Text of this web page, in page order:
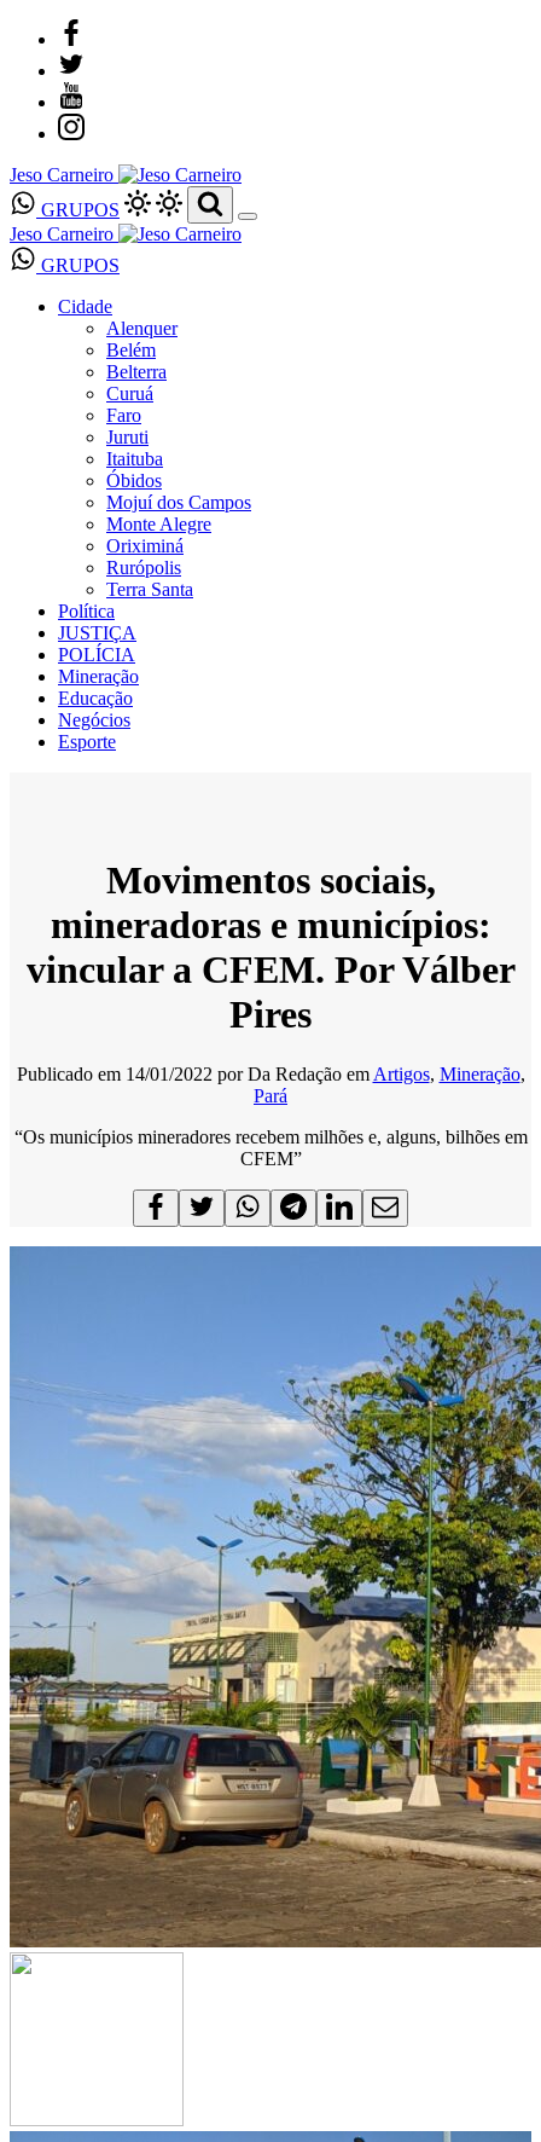
Jeso Carneiro
GRUPOS
Jeso Carneiro
GRUPOS
Cidade
Alenquer
Belém
Belterra
Curuá
Faro
Juruti
Itaituba
Óbidos
Mojuí dos Campos
Monte Alegre
Oriximiná
Rurópolis
Terra Santa
Política
JUSTIÇA
POLÍCIA
Mineração
Educação
Negócios
Esporte
Movimentos sociais,
mineradoras e municípios:
vincular a CFEM. Por Válber
Pires
Publicado em 14/01/2022 porDa Redação em Artigos, Mineração,
Pará
“Os municípios mineradores recebem milhões e, alguns, bilhões em
CFEM”